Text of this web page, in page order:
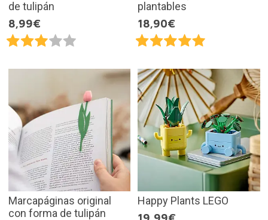
de tulipán
8,99€
plantables
18,90€
Marcapáginas original
con forma de tulipán
Happy Plants LEGO